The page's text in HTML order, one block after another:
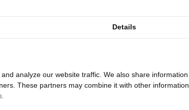
Details
analyze our website traffic. We also share information
These partners may combine it with other information